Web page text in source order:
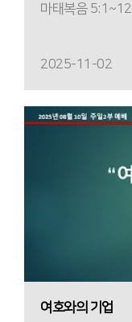
마태복음 5:1~12
2025-11-02
여호와의 기업